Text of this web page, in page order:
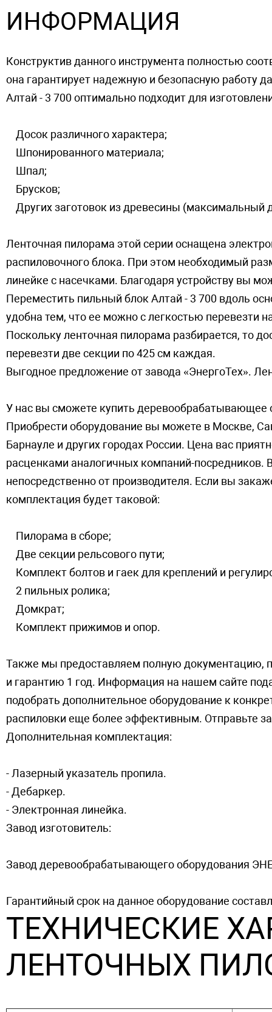
ИНФОРМАЦИЯ
Конструктив данного инструмента полностью
она гарантирует надежную и безопасную работу
Алтай - 3 700 оптимально подходит для
Досок различного характера;
Шпонированного материала;
Шпал;
Брусков;
Других заготовок из древесины (максимальный
Ленточная пилорама этой серии оснащена
распиловочного блока. При этом необходимый
линейке с насечками. Благодаря устройству вы
Переместить пильный блок Алтай - 3 700 вдоль
удобна тем, что ее можно с легкостью перевезти
Поскольку ленточная пилорама разбирается, то
перевезти две секции по 425 см каждая.
Выгодное предложение от завода «ЭнергоТех».
У нас вы сможете купить деревообрабатывающее
Приобрести оборудование вы можете в Москве,
Барнауле и других городах России. Цена вас
расценками аналогичных компаний-
непосредственно от производителя. Если вы
комплектация будет таковой:
Пилорама в сборе;
Две секции рельсового пути;
Комплект болтов и гаек для креплений и
2 пильных ролика;
Домкрат;
Комплект прижимов и опор.
Также мы предоставляем полную документацию,
и гарантию 1 год. Информация на нашем сайте
подобрать дополнительное оборудование к
распиловки еще более эффективным. Отправьте
Дополнительная комплектация:
- Лазерный указатель пропила.
- Дебаркер.
- Электронная линейка.
Завод изготовитель:
Завод деревообрабатывающего оборудования
Гарантийный срок на данное оборудование
ТЕХНИЧЕСКИЕ
ЛЕНТОЧНЫХ